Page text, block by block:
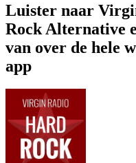
Luister naar
Rock Alternative
van over de hele
app